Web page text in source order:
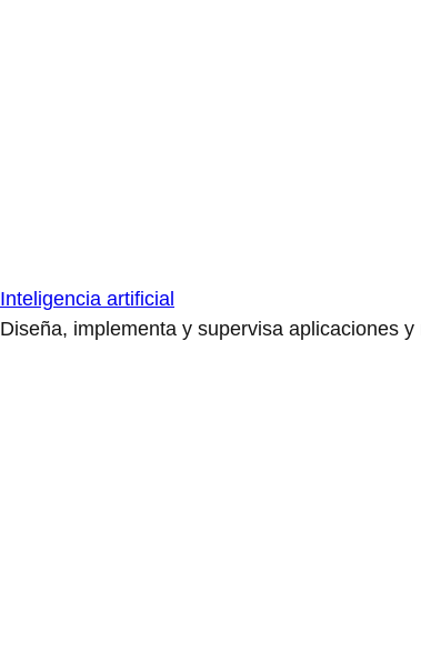
Inteligencia artificial
Diseña, implementa y supervisa aplicaciones